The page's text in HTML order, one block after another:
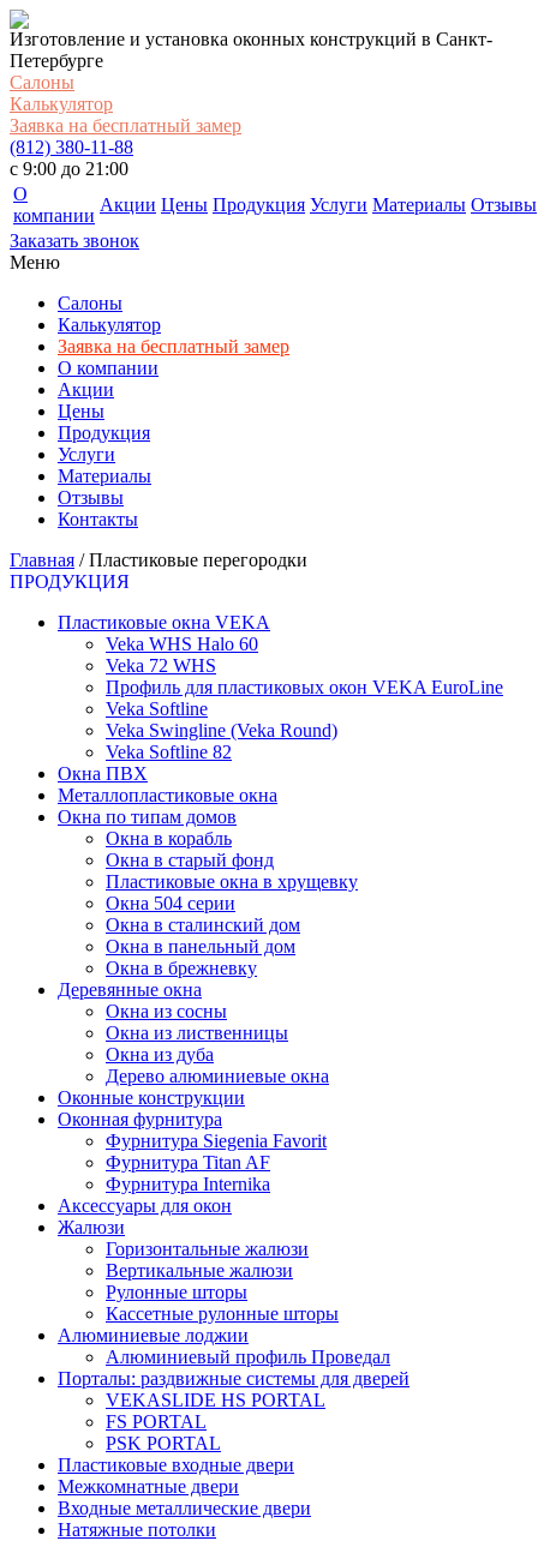
Изготовление и установка оконных конструкций в Санкт-
Петербурге
Салоны
Калькулятор
Заявка на бесплатный замер
(812) 380-11-88
c 9:00 до 21:00
О
компании
Акции Цены Продукция Услуги Материалы Отзывы
Заказать звонок
Меню
Салоны
Калькулятор
Заявка на бесплатный замер
О компании
Акции
Цены
Продукция
Услуги
Материалы
Отзывы
Контакты
Главная /Пластиковые перегородки
ПРОДУКЦИЯ
Пластиковые окна VEKA
Veka WHS Halo 60
Veka 72 WHS
Профиль для пластиковых окон VEKA EuroLine
Veka Softline
Veka Swingline (Veka Round)
Veka Softline 82
Окна ПВХ
Металлопластиковые окна
Окна по типам домов
Окна в корабль
Окна в старый фонд
Пластиковые окна в хрущевку
Окна 504 серии
Окна в сталинский дом
Окна в панельный дом
Окна в брежневку
Деревянные окна
Окна из сосны
Окна из лиственницы
Окна из дуба
Дерево алюминиевые окна
Оконные конструкции
Оконная фурнитура
Фурнитура Siegenia Favorit
Фурнитура Titan AF
Фурнитура Internika
Аксессуары для окон
Жалюзи
Горизонтальные жалюзи
Вертикальные жалюзи
Рулонные шторы
Кассетные рулонные шторы
Алюминиевые лоджии
Алюминиевый профиль Проведал
Порталы: раздвижные системы для дверей
VEKASLIDE HS PORTAL
FS PORTAL
PSK PORTAL
Пластиковые входные двери
Межкомнатные двери
Входные металлические двери
Натяжные потолки